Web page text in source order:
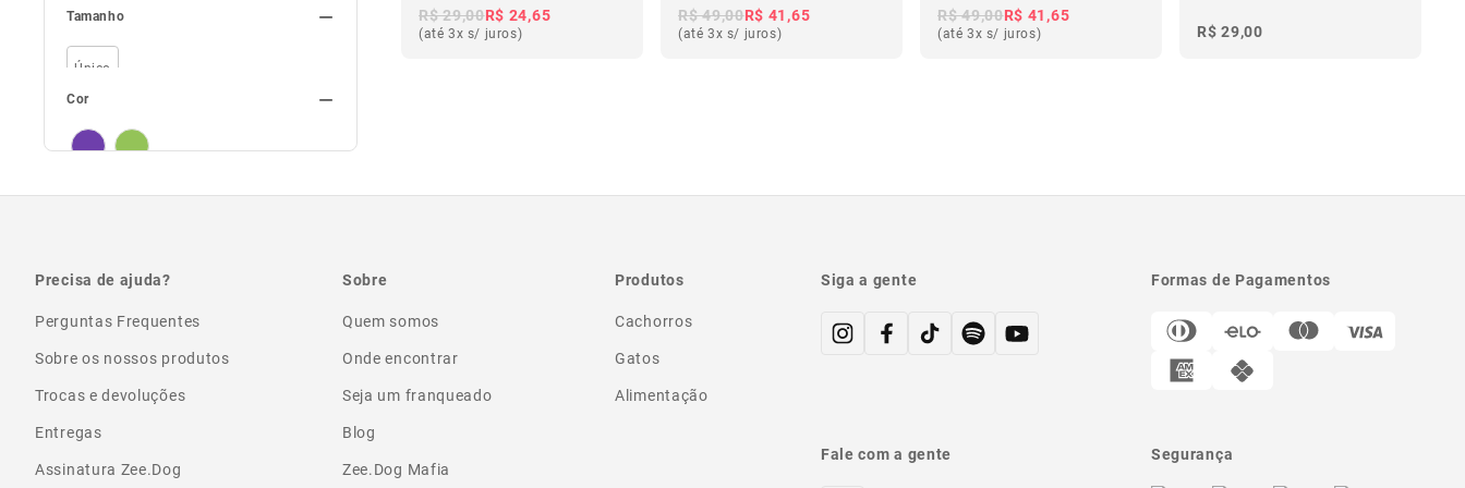
Protetor de Cabo
2
Tamanho
Único
Cor
R$ 29,00R$ 24,65
(até 3x s/ juros)
R$ 49,00R$ 41,65
(até 3x s/ juros)
R$ 49,00R$ 41,65
(até 3x s/ juros) R$ 29,00
Precisa de ajuda?
Perguntas Frequentes
Sobre os nossos produtos
Trocas e devoluções
Entregas
Assinatura Zee.Dog
Sobre
Quem somos
Onde encontrar
Seja um franqueado
Blog
Zee.Dog Mafia
Produtos
Cachorros
Gatos
Alimentação
Siga a gente
Fale com a gente
Formas de Pagamentos
Segurança